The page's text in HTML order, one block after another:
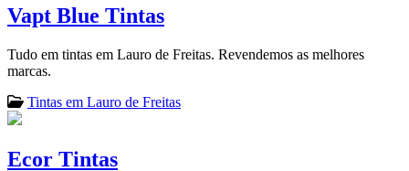
Vapt Blue Tintas
Tudo em tintas em Lauro de Freitas. Revendemos as melhores
marcas.
Tintas em Lauro de Freitas
Ecor Tintas